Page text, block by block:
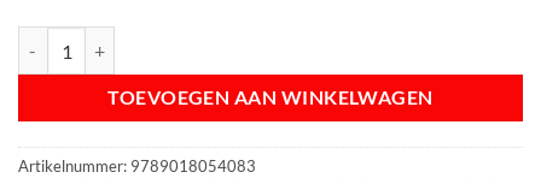
TOEVOEGEN AAN WINKELWAGEN
Artikelnummer: 9789018054083